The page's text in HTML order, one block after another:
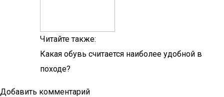
Читайте также:
Какая обувь считается наиболее удобной в
походе?
Добавить комментарий